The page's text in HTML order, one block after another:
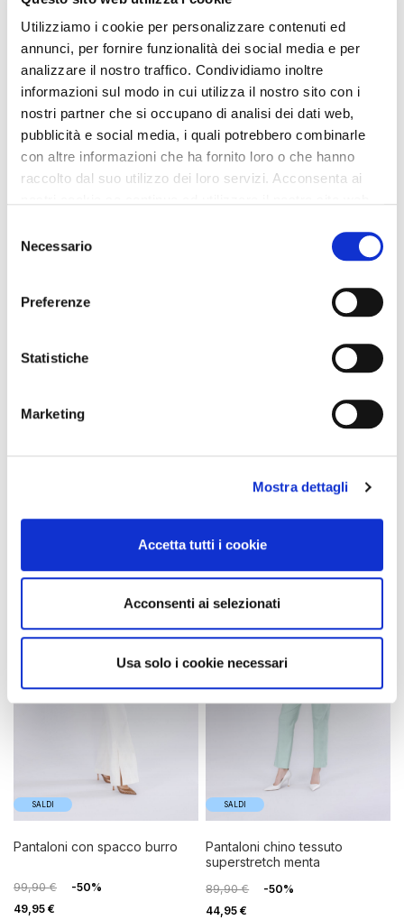
Utilizziamo i cookie per personalizzare contenuti ed
annunci, per fornire funzionalità dei social media e per
analizzare il nostro traffico. Condividiamo inoltre
informazioni sul modo in cui utilizza il nostro sito con i
nostri partner che si occupano di analisi dei dati web,
pubblicità e social media, i quali potrebbero combinarle
con altre informazioni che ha fornito loro o che hanno
raccolto dal suo utilizzo dei loro servizi. Acconsenta ai
delNecessario
Preferenze
Statistiche
Marketing
Mostra dettagli
Accetta tutti i cookie
Acconsenti ai selezionati
Usa solo i cookie necessari
bermuda in san gallo rosa
99,90 €
-50%
49,95 €
pantaloni in popeline con
banda laterale in san gallo
99,90 €
-50%
49,95 €
SALDI
pantaloni con spacco burro
99,90 €
-50%
49,95 €
SALDI
pantaloni chino tessuto
superstretch menta
89,90 €
-50%
44,95 €